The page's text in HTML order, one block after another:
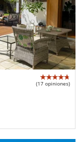
(17 opiniones)